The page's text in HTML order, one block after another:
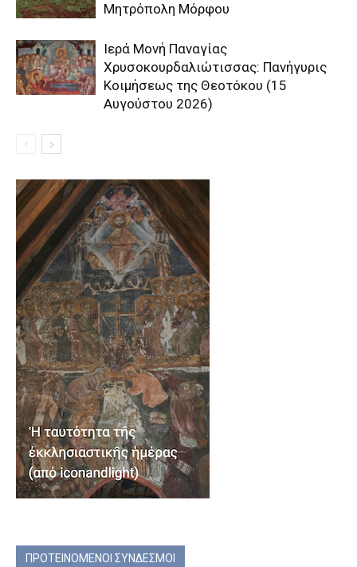
Μητρόπολη Μόρφου
Ιερά Μονή Παναγίας
Χρυσοκουρδαλιώτισσας: Πανήγυρις
Κοιμήσεως της Θεοτόκου (15
Αυγούστου 2026)
ΠΡΟΤΕΙΝΟΜΕΝΟΙ ΣΥΝΔΕΣΜΟΙ